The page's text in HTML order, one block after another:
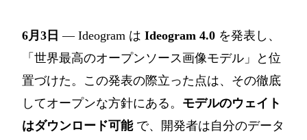
6月3日 — Ideogram は Ideogram 4.0 を発表し、
「世界最高のオープンソース画像モデル」と位
置づけた。この発表の際立った点は、その徹底
してオープンな方針にある。 モデルのウェイト
はダウンロード可能で、開発者は自分のデータ